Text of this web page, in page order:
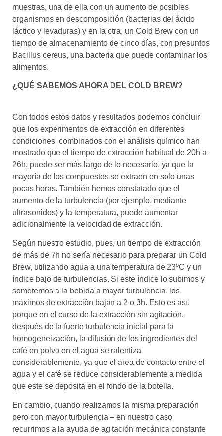
muestras, una de ella con un aumento de posibles
organismos en descomposición (bacterias del ácido
láctico y levaduras) y en la otra, un Cold Brew con un
tiempo de almacenamiento de cinco días, con presuntos
Bacillus cereus, una bacteria que puede contaminar los
alimentos.
¿QUÉ SABEMOS AHORA DEL COLD BREW?
Con todos estos datos y resultados podemos concluir
que los experimentos de extracción en diferentes
condiciones, combinados con el análisis químico han
mostrado que el tiempo de extracción habitual de 20h a
26h, puede ser más largo de lo necesario, ya que la
mayoría de los compuestos se extraen en solo unas
pocas horas. También hemos constatado que el
aumento de la turbulencia (por ejemplo, mediante
ultrasonidos) y la temperatura, puede aumentar
adicionalmente la velocidad de extracción.
Según nuestro estudio, pues, un tiempo de extracción
de más de 7h no sería necesario para preparar un Cold
Brew, utilizando agua a una temperatura de 23ºC y un
índice bajo de turbulencias. Si este índice lo subimos y
sometemos a la bebida a mayor turbulencia, los
máximos de extracción bajan a 2 o 3h. Esto es así,
porque en el curso de la extracción sin agitación,
después de la fuerte turbulencia inicial para la
homogeneización, la difusión de los ingredientes del
café en polvo en el agua se ralentiza
considerablemente, ya que el área de contacto entre el
agua y el café se reduce considerablemente a medida
que este se deposita en el fondo de la botella.
En cambio, cuando realizamos la misma preparación
pero con mayor turbulencia – en nuestro caso
recurrimos a la ayuda de agitación mecánica constante